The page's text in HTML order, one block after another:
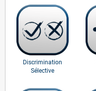
Discrimination
Sélective